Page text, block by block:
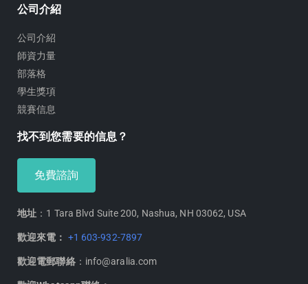
公司介紹
公司介紹
師資力量
部落格
學生獎項
競賽信息
找不到您需要的信息？
免費諮詢
地址 ：1 Tara Blvd Suite 200, Nashua, NH 03062, USA
歡迎來電： +1 603-932-7897
歡迎電郵聯絡：info@aralia.com